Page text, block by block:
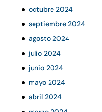
octubre 2024
septiembre 2024
agosto 2024
julio 2024
junio 2024
mayo 2024
abril 2024